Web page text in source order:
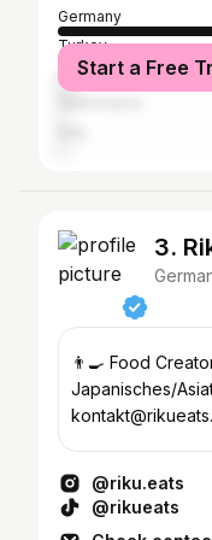
Germany
Turkey
Austria
Start a Free
3.
👨‍🍳 Food
Japanisches/
@riku.eats
@rikueats